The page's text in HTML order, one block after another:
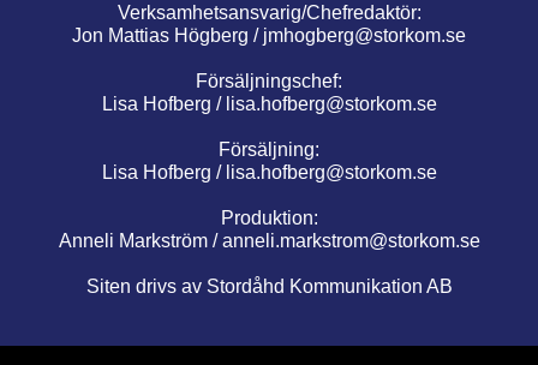
Verksamhetsansvarig/Chefredaktör:
Jon Mattias Högberg / jmhogberg@storkom.se
Försäljningschef:
Lisa Hofberg / lisa.hofberg@storkom.se
Försäljning:
Lisa Hofberg / lisa.hofberg@storkom.se
Produktion:
Anneli Markström /anneli.markstrom@storkom.se
Siten drivs av Stordåhd Kommunikation AB